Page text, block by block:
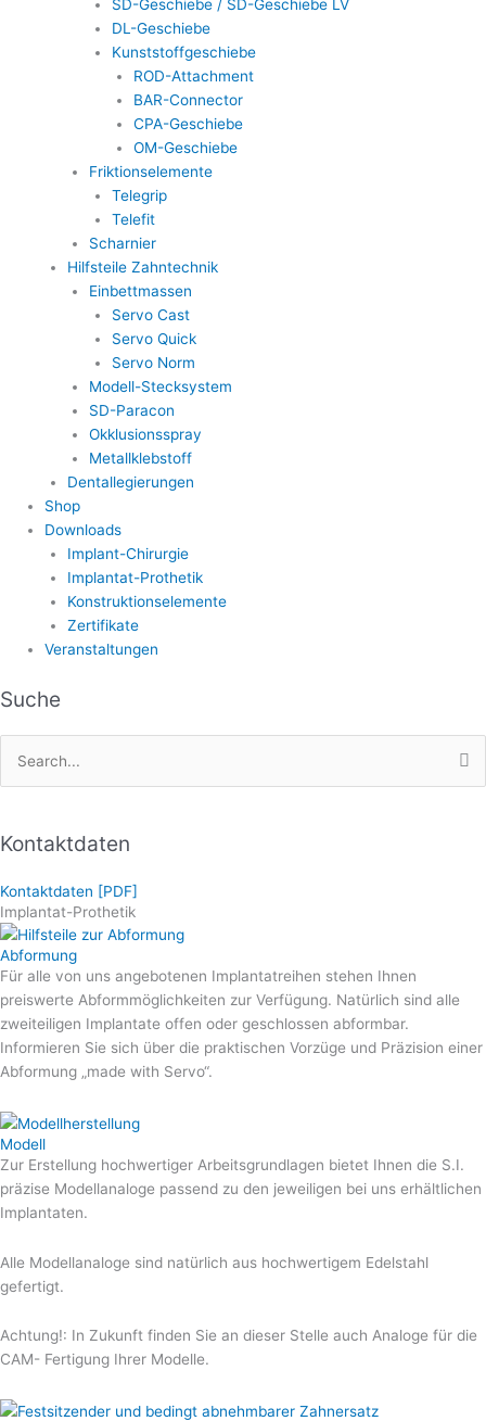
SD-Geschiebe / SD-Geschiebe LV
DL-Geschiebe
Kunststoffgeschiebe
ROD-Attachment
BAR-Connector
CPA-Geschiebe
OM-Geschiebe
Friktionselemente
Telegrip
Telefit
Scharnier
Hilfsteile Zahntechnik
Einbettmassen
Servo Cast
Servo Quick
Servo Norm
Modell-Stecksystem
SD-Paracon
Okklusionsspray
Metallklebstoff
Dentallegierungen
Shop
Downloads
Implant-Chirurgie
Implantat-Prothetik
Konstruktionselemente
Zertifikate
Veranstaltungen
Suche
Search
for:
Kontaktdaten
Kontaktdaten [PDF]
Implantat-Prothetik
Abformung
Für alle von uns angebotenen Implantatreihen stehen Ihnen
preiswerte Abformmöglichkeiten zur Verfügung. Natürlich sind alle
zweiteiligen Implantate offen oder geschlossen abformbar.
Informieren Sie sich über die praktischen Vorzüge und Präzision einer
Abformung „made with Servo“.
Modell
Zur Erstellung hochwertiger Arbeitsgrundlagen bietet Ihnen die S.I.
präzise Modellanaloge passend zu den jeweiligen bei uns erhältlichen
Implantaten.
Alle Modellanaloge sind natürlich aus hochwertigem Edelstahl
gefertigt.
Achtung!: In Zukunft finden Sie an dieser Stelle auch Analoge für die
CAM- Fertigung Ihrer Modelle.